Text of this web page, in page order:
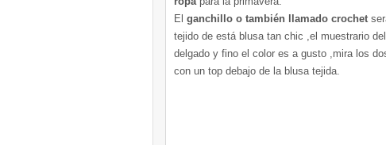
El ganchillo o también llamado crochet
tejido de está blusa tan chic ,el muestrario
delgado y fino el color es a gusto ,mira los
con un top debajo de la blusa tejida.